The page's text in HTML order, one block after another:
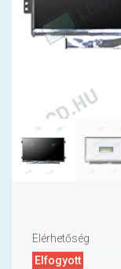
Elérhetőség
Elfogyott